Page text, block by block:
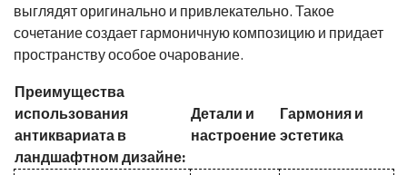
выглядят оригинально и привлекательно. Такое
сочетание создает гармоничную композицию и придает
пространству особое очарование.
Преимущества
использования
антиквариата в
ландшафтном дизайне:
Детали и
настроение
Гармония и
эстетика